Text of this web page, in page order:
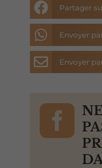
 Partager
 Envoyer
 Envoyer
